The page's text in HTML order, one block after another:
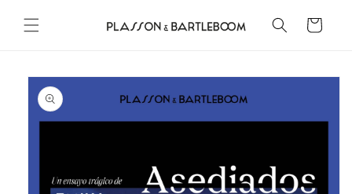
directamente
al contenido
Carrito
directamente
información